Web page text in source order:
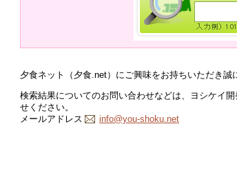
夕食ネット（夕食.net）にご興味をお持ちいただき誠
検索結果についてのお問い合わせなどは、ヨシケイ
せください。
メールアドレス
info@you-shoku.net